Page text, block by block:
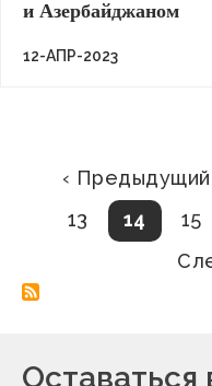
и Азербайджаном
12-АПР-2023
Нумерация
Предыдущая
страница
‹ Предыдущий
Страница
13
Текущая
страница
14 15
Оставаться